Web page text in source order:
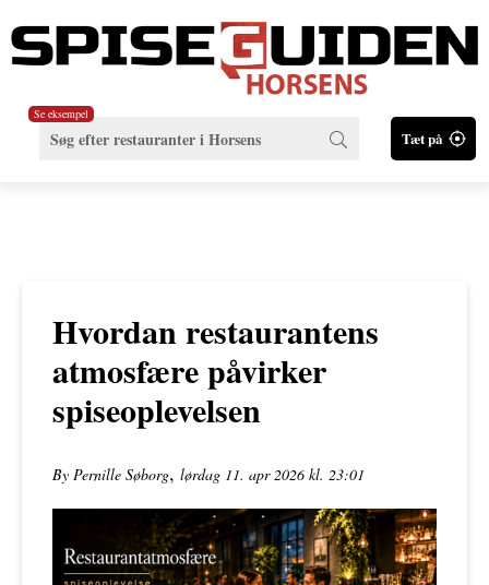
Se eksempel
Tæt på
Hvordan restaurantens
atmosfære påvirker
spiseoplevelsen
By Pernille Søborg, lørdag 11. apr 2026 kl. 23:01